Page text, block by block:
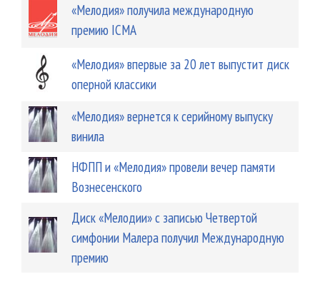
«Мелодия» получила международную
премию ICМA
«Мелодия» впервые за 20 лет выпустит диск
оперной классики
«Мелодия» вернется к серийному выпуску
винила
НФПП и «Мелодия» провели вечер памяти
Вознесенского
Диск «Мелодии» с записью Четвертой
симфонии Малера получил Международную
премию